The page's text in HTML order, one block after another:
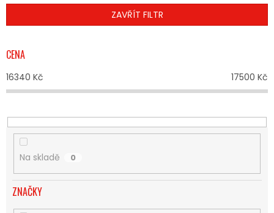
N
Í
R
O
D
U
T
Ů
ZAVŘÍT FILTR
CENA
16340 Kč 17500 Kč
Na skladě 0
ZNAČKY